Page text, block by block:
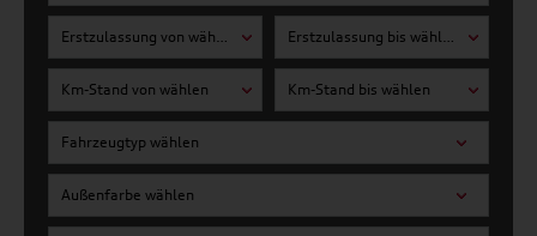
Erstzulassung von wählen Erstzulassung bis wählen
Km-Stand von wählen Km-Stand bis wählen
Fahrzeugtyp wählen
Außenfarbe wählen